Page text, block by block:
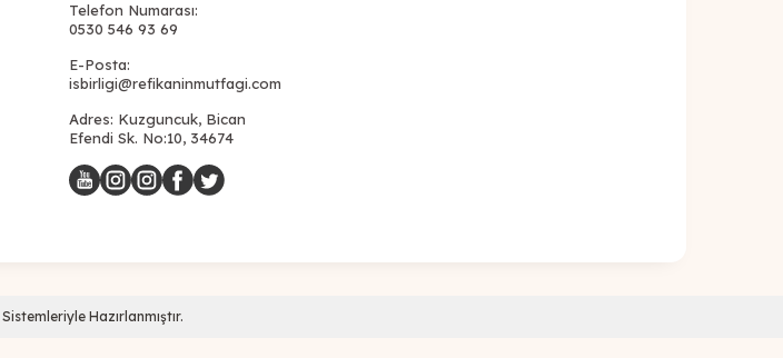
Telefon Numarası:
0530 546 93 69
E-Posta:
isbirligi@refikaninmutfagi.com
Adres: Kuzguncuk, Bican
Efendi Sk. No:10, 34674
Sistemleriyle Hazırlanmıştır.